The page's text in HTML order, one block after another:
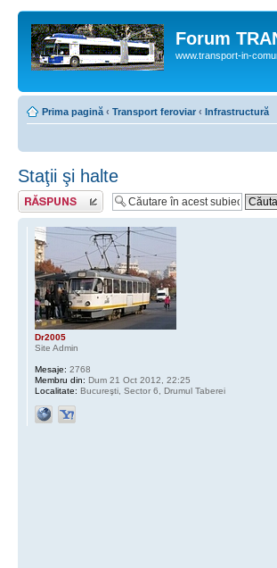
Forum
www.transport-in-
Prima pagină ‹ Transport feroviar ‹ Infrastructură
Staţii şi halte
Răspunde
Dr2005
Site Admin
Mesaje: 2768
Membru din: Dum 21 Oct 2012, 22:25
Localitate: Bucureşti, Sector 6, Drumul Taberei